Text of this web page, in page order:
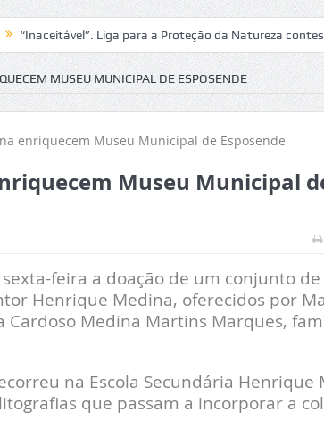
Liga para a Proteção da Natureza contesta
MUSEU MUNICIPAL DE ESPOSENDE
Museu Municipal
feira a doação de um conjunto
Henrique Medina, oferecidos por
Cardoso Medina Martins Marques,
na Escola Secundária Henrique
que passam a incorporar a